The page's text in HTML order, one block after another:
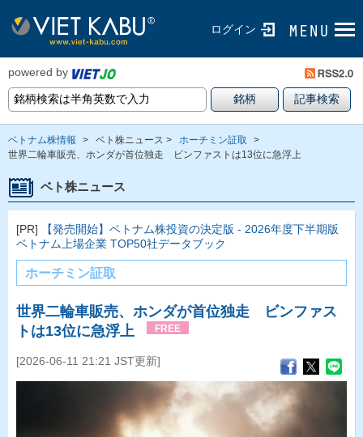
ログイン
powered by
ベトナム株情報 > ベト株ニュース > ホーチミン証取
>
世界二輪車販売、ホンダが首位独走 ビンファストは13位に急浮上
ベト株ニュース
[PR]
【発売開始】ベトナム株投資の決定版 - 2026年度下半期版
ベトナム上場企業 TOP50社データブック
ホーチミン証取
世界二輪車販売、ホンダが首位独走 ビンファス
トは13位に急浮上
FREE
[2026-06-11 21:21 JST更新]